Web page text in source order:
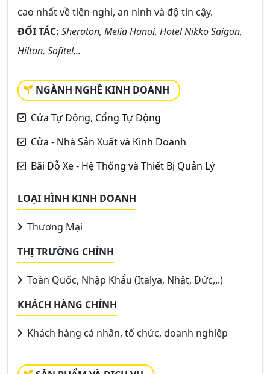
cao nhất về tiện nghi, an ninh và độ tin cậy.
ĐỐI TÁC: Sheraton, Melia Hanoi, Hotel Nikko Saigon,
Hilton, Sofitel,..
NGÀNH NGHỀ KINH DOANH
Cửa Tự Động, Cổng Tự Động
Cửa - Nhà Sản Xuất và Kinh Doanh
Bãi Đỗ Xe - Hệ Thống và Thiết Bị Quản Lý
LOẠI HÌNH KINH DOANH
Thương Mại
THỊ TRƯỜNG CHÍNH
Toàn Quốc, Nhập Khẩu (Italya, Nhật, Đức,..)
KHÁCH HÀNG CHÍNH
Khách hàng cá nhân, tổ chức, doanh nghiệp